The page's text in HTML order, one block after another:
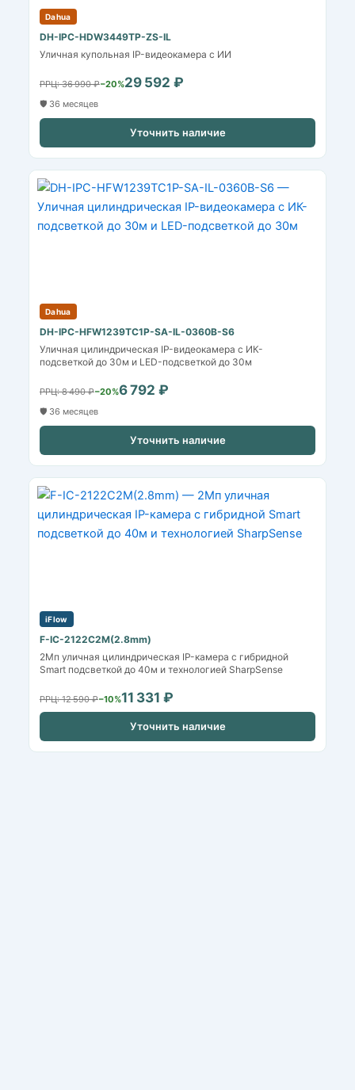
Dahua
DH-IPC-HDW3449TP-ZS-IL
Уличная купольная IP-видеокамера с ИИ
РРЦ: 36 990 ₽−20%29 592 ₽
🛡️ 36 месяцев
Уточнить наличие
Dahua
DH-IPC-HFW1239TC1P-SA-IL-0360B-S6
Уличная цилиндрическая IP-видеокамера с ИК-
подсветкой до 30м и LED-подсветкой до 30м
РРЦ: 8 490 ₽−20%6 792 ₽
🛡️ 36 месяцев
Уточнить наличие
iFlow
F-IC-2122C2M(2.8mm)
2Мп уличная цилиндрическая IP-камера с гибридной
Smart подсветкой до 40м и технологией SharpSense
РРЦ: 12 590 ₽−10%11 331 ₽
Уточнить наличие